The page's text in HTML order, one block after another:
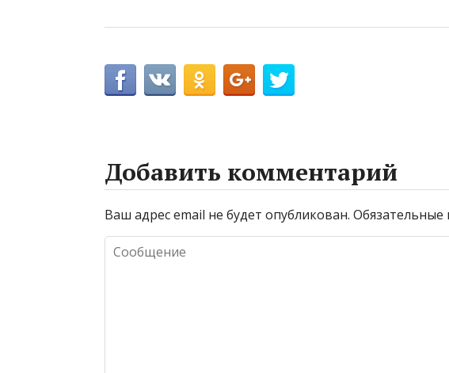
Добавить комментарий
Ваш адрес email не будет опубликован. Обязательные